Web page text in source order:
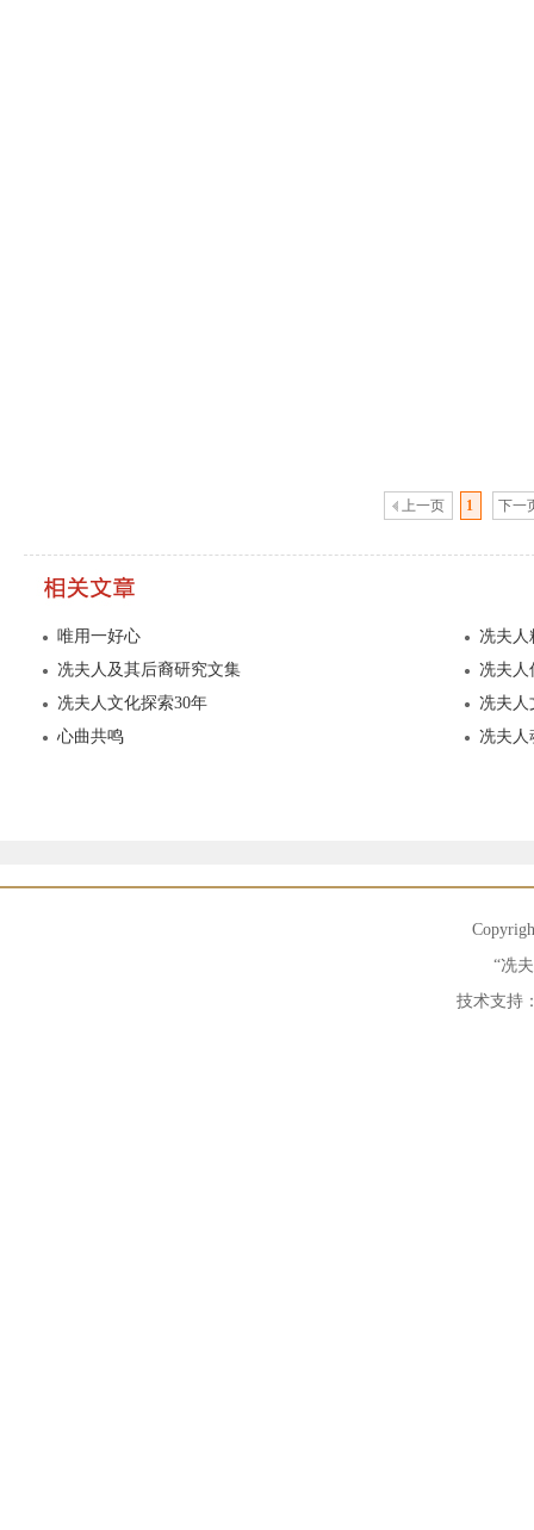
上一页 1 下一
唯用一好心
冼夫人
冼夫人及其后裔研究文集
冼夫人
冼夫人文化探索30年
冼夫人
心曲共鸣
冼夫人
“冼
技术支持